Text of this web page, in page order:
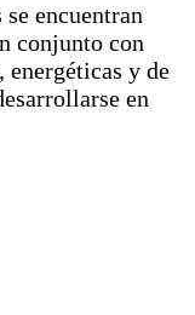
encuentran
conjunto con
energéticas y de
en